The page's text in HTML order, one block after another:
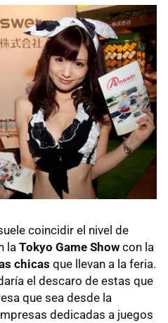
coincidir el nivel de
la Tokyo Game Show con la
chicas que llevan a la feria.
el descaro de estas que
que sea desde la
dedicadas a juegos